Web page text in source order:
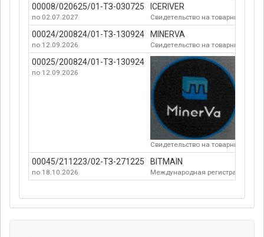
00008/020625/01-ТЗ-030725
по 02.07.2027
ICERIVER
Свидетельство на товарный
00024/200824/01-ТЗ-130924
по 12.09.2026
MINERVA
Свидетельство на товарный
00025/200824/01-ТЗ-130924
по 12.09.2026
Свидетельство на товарный
00045/211223/02-ТЗ-271225
по 18.10.2026
BITMAIN
Международная регистрация№